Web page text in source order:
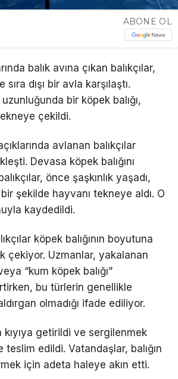
ABONE OL
balık avına çıkan balıkçılar,
dışı bir avla karşılaştı.
bir köpek balığı,
çekildi.
avlanan balıkçılar
Devasa köpek balığını
önce şaşkınlık yaşadı,
şekilde hayvanı tekneye aldı. O
kaydedildi.
köpek balığının boyutuna
çekiyor. Uzmanlar, yakalanan
“kum köpek balığı”
bu türlerin genellikle
olmadığı ifade ediliyor.
kıyıya getirildi ve sergilenmek
teslim edildi. Vatandaşlar, balığın
için adeta haleye akın etti.